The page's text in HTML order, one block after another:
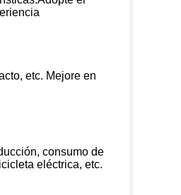
etc. Mejore en
consumo de
eléctrica, etc.